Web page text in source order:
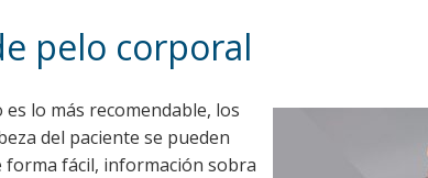
pelo corporal
lo más recomendable, los
del paciente se pueden
fácil, información sobra